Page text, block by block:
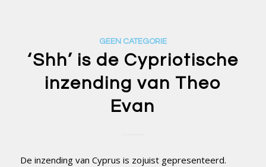
GEEN CATEGORIE
‘Shh’ is de Cypriotische
inzending van Theo
Evan
De inzending van Cyprus is zojuist gepresenteerd.